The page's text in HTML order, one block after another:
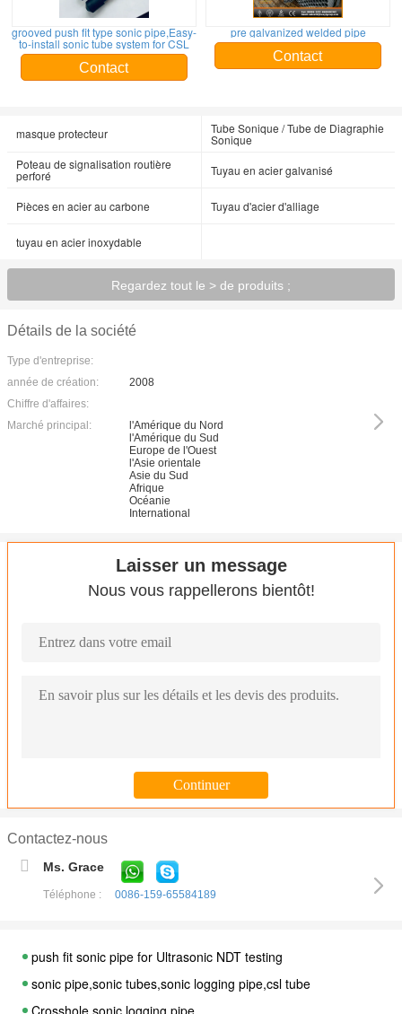
grooved push fit type sonic pipe,Easy-
to-install sonic tube system for CSL
Contact
pre galvanized welded pipe
Contact
masque protecteur Tube Sonique / Tube de Diagraphie
Sonique
Poteau de signalisation routière
perforé Tuyau en acier galvanisé
Pièces en acier au carbone Tuyau d'acier d'alliage
tuyau en acier inoxydable
Regardez tout le > de produits ;
Détails de la société
Type d'entreprise:
année de création:
2008
Chiffre d'affaires:
Marché principal:
l'Amérique du Nord
l'Amérique du Sud
Europe de l'Ouest
l'Asie orientale
Asie du Sud
Afrique
Océanie
International
Laisser un message
Nous vous rappellerons bientôt!
Contactez-nous
Ms. Grace
Téléphone : 0086-159-65584189
push fit sonic pipe for Ultrasonic NDT testing
sonic pipe,sonic tubes,sonic logging pipe,csl tube
Crosshole sonic logging pipe